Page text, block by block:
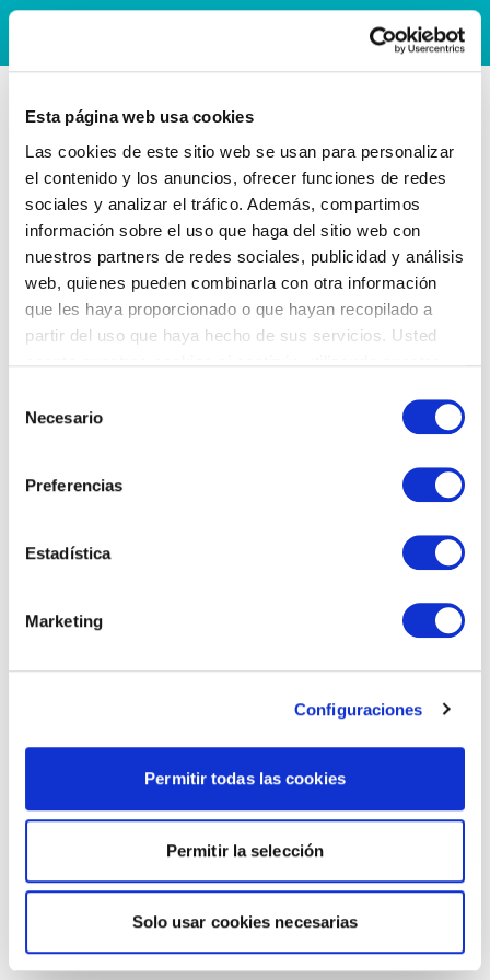
Esta página web usa cookies
Las cookies de este sitio web se usan para personalizar
el contenido y los anuncios, ofrecer funciones de redes
sociales y analizar el tráfico. Además, compartimos
información sobre el uso que haga del sitio web con
nuestros partners de redes sociales, publicidad y análisis
web, quienes pueden combinarla con otra información
que les haya proporcionado o que hayan recopilado a
partir del uso que haya hecho de sus servicios. Usted
Necesario
Preferencias
Estadística
Marketing
Configuraciones
Permitir todas las cookies
Permitir la selección
Solo usar cookies necesarias